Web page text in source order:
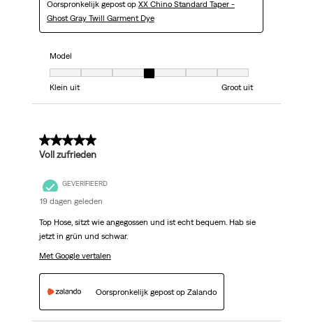
Oorspronkelijk gepost op XX Chino Standard Taper -
Ghost Gray Twill Garment Dye
Model
Model, 4 van 7, waarbij 1 gelijk is aan Klein uit en 7 gelijk is aan Groot uit
Klein uit
Groot uit
5 van 5 sterren.
Voll zufrieden
GEVERIFIEERD
19 dagen geleden
Top Hose, sitzt wie angegossen und ist echt bequem. Hab sie
jetzt in grün und schwar.
Met Google vertalen
Oorspronkelijk gepost op Zalando